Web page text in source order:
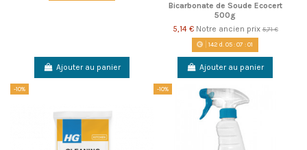
Ajouter au panier
Bicarbonate de Soude Ecocert
500g
5,14 € Notre ancien prix5,71 €
142 d. 05:07 :00
Ajouter au panier
-10% -10%